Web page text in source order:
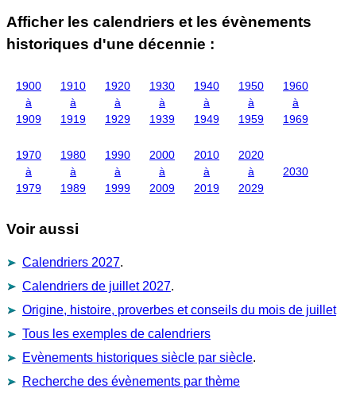
Afficher les calendriers et les évènements
historiques d'une décennie :
1900
à
1909
1910
à
1919
1920
à
1929
1930
à
1939
1940
à
1949
1950
à
1959
1960
à
1969
1970
à
1979
1980
à
1989
1990
à
1999
2000
à
2009
2010
à
2019
2020
à
2029
2030
Voir aussi
Calendriers 2027.
Calendriers de juillet 2027.
Origine, histoire, proverbes et conseils du mois de juillet
Tous les exemples de calendriers
Evènements historiques siècle par siècle.
Recherche des évènements par thème